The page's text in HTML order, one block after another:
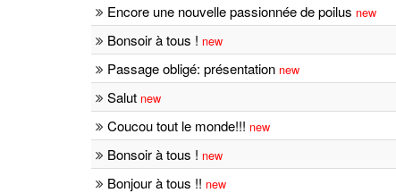
Encore une nouvelle passionnée de poilus new
Bonsoir à tous ! new
Passage obligé: présentation new
Salut new
Coucou tout le monde!!! new
Bonsoir à tous ! new
Bonjour à tous !! new